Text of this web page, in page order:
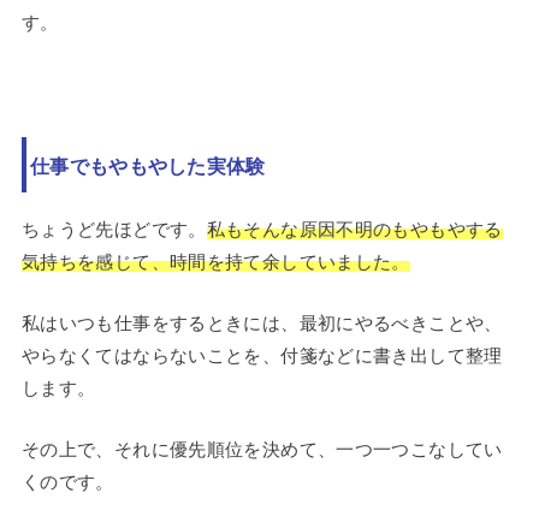
す。
仕事でもやもやした実体験
ちょうど先ほどです。 私もそんな原因不明のもやもやする
気持ちを感じて、時間を持て余していました。
私はいつも仕事をするときには、最初にやるべきことや、
やらなくてはならないことを、付箋などに書き出して整理
します。
その上で、それに優先順位を決めて、一つ一つこなしてい
くのです。